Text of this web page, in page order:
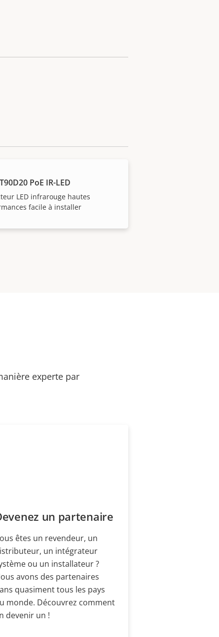
PoE IR-LED
LED infrarouge hautes
facile à installer
experte par
un partenaire
êtes un revendeur, un
un intégrateur
ou un installateur ?
avons des partenaires
quasiment tous les pays
monde. Découvrez comment
devenir un !